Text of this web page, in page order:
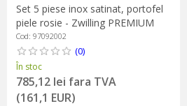
Set 5 piese inox satinat, portofel
piele rosie - Zwilling PREMIUM
Cod: 97092002
(0)
În stoc
785,12 lei fara TVA
(161,1 EUR)